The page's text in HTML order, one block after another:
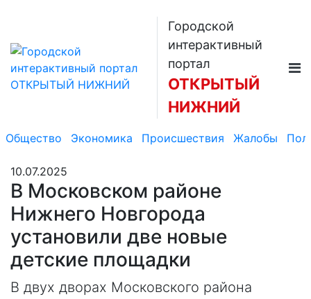
Городской
интерактивный
портал
ОТКРЫТЫЙ
НИЖНИЙ
Общество Экономика Происшествия Жалобы
10.07.2025
В Московском районе
Нижнего Новгорода
установили две новые
детские площадки
В двух дворах Московского района